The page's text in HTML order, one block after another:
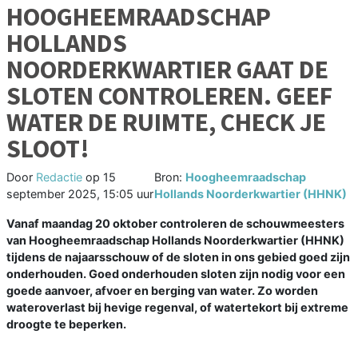
HOOGHEEMRAADSCHAP
HOLLANDS
NOORDERKWARTIER GAAT DE
SLOTEN CONTROLEREN. GEEF
WATER DE RUIMTE, CHECK JE
SLOOT!
Door Redactie op 15
september 2025, 15:05 uur
Bron: Hoogheemraadschap
Hollands Noorderkwartier (HHNK)
Vanaf maandag 20 oktober controleren de schouwmeesters
van Hoogheemraadschap Hollands Noorderkwartier (HHNK)
tijdens de najaarsschouw of de sloten in ons gebied goed zijn
onderhouden. Goed onderhouden sloten zijn nodig voor een
goede aanvoer, afvoer en berging van water. Zo worden
wateroverlast bij hevige regenval, of watertekort bij extreme
droogte te beperken.